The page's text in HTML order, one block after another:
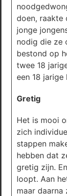
doen, raakte
jonge
nodig die ze
bestond op
twee 18
een 18 jarige
Gretig
Het is mooi
zich
stappen
hebben dat
gretig zijn.
loopt. Aan
maar